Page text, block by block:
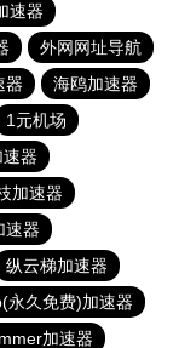
速器
外网网址导航
器
海鸥加速器
1元机场
器
加速器
速器
纵云梯加速器
永久免费)加速器
加速器